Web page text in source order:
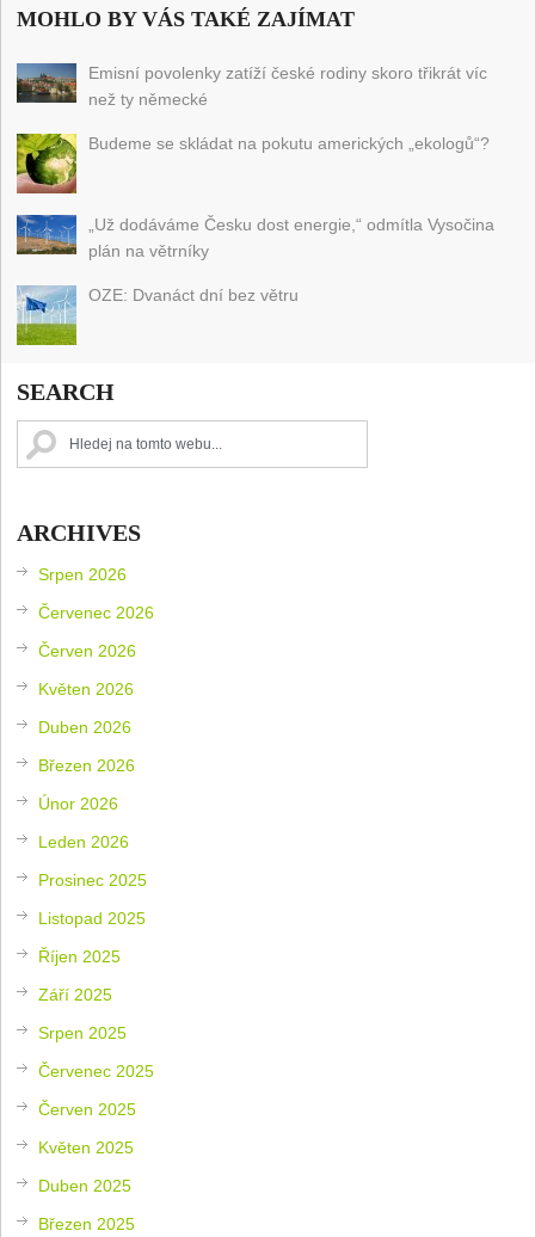
MOHLO BY VÁS TAKÉ ZAJÍMAT
Emisní povolenky zatíží české rodiny skoro třikrát víc
než ty německé
Budeme se skládat na pokutu amerických „ekologů“?
„Už dodáváme Česku dost energie,“ odmítla Vysočina
plán na větrníky
OZE: Dvanáct dní bez větru
SEARCH
ARCHIVES
Srpen 2026
Červenec 2026
Červen 2026
Květen 2026
Duben 2026
Březen 2026
Únor 2026
Leden 2026
Prosinec 2025
Listopad 2025
Říjen 2025
Září 2025
Srpen 2025
Červenec 2025
Červen 2025
Květen 2025
Duben 2025
Březen 2025